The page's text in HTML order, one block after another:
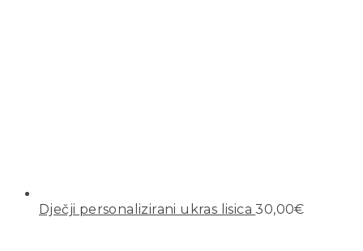
Dječji personalizirani ukras lisica 30,00€